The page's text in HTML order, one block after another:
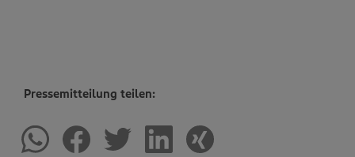
Pressemitteilung teilen: